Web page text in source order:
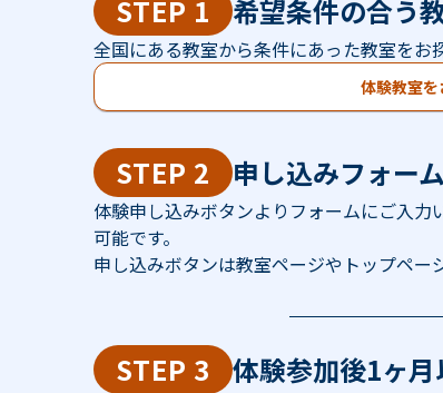
STEP 1 希望条件の合う
全国にある教室から条件にあった教室をお
体験教室を
STEP 2 申し込みフォー
体験申し込みボタンよりフォームにご入
可能です。
申し込みボタンは教室ページやトップペー
STEP 3 体験参加後1ヶ